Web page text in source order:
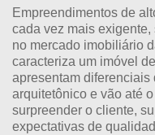
Empreendimentos de
cada vez mais
no mercado imobiliário
caracteriza um imóvel
apresentam diferenciais
arquitetônico e vão até
surpreender o cliente,
expectativas de